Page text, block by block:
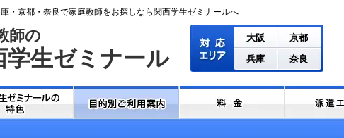
・京都・奈良で家庭教師をお探しなら関西学生ゼミナールへ
師の
学生ゼミナール
大阪
京都
兵庫
奈良